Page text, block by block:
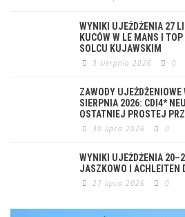
WYNIKI UJEŻDŻENIA 27
KUCÓW W LE MANS I
SOLCU KUJAWSKIM
3 sierpnia 2026 0
ZAWODY
SIERPNIA 2026: CDI4*
OSTATNIEJ PROSTEJ
30 lipca 2026 0
WYNIKI UJEŻDŻENIA
JASZKOWO I ACHLEITEN
27 lipca 2026 0